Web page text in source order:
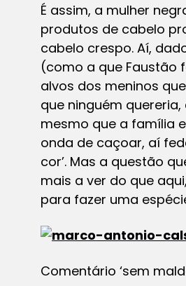
É assim, a mulher
produtos de cabelo
cabelo crespo. Aí,
(como a que Faustão
alvos dos meninos
que ninguém
mesmo que a família
onda de caçoar, aí
cor’. Mas a questão
mais a ver do que
para fazer uma
Comentário ‘sem